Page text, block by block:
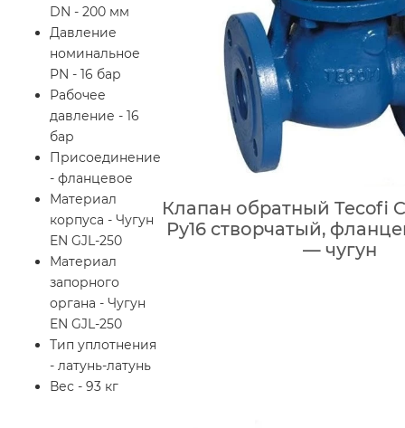
DN - 200 мм
Давление
номинальное
PN - 16 бар
Рабочее
давление - 16
бар
Присоединение
- фланцевое
Материал
корпуса - Чугун
EN GJL-250
Материал
запорного
органа - Чугун
EN GJL-250
Тип уплотнения
- латунь-латунь
Вес - 93 кг
Клапан обратный Tecofi
Ру16 створчатый,
— чугун